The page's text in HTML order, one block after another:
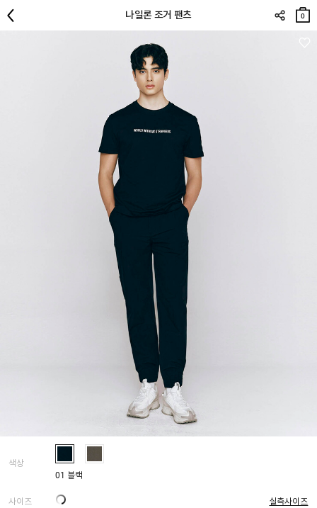
나일론 조거 팬츠
장바
구니
0
색상
01 블랙
사이즈 실측사이즈